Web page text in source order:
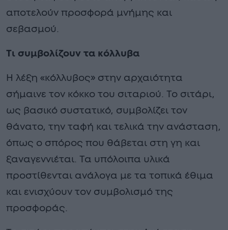
αποτελούν προσφορά μνήμης και
σεβασμού.
Τι συμβολίζουν τα κόλλυβα
Η λέξη «κόλλυβος» στην αρχαιότητα
σήμαινε τον κόκκο του σιταριού. Το σιτάρι,
ως βασικό συστατικό, συμβολίζει τον
θάνατο, την ταφή και τελικά την ανάσταση,
όπως ο σπόρος που θάβεται στη γη και
ξαναγεννιέται. Τα υπόλοιπα υλικά
προστίθενται ανάλογα με τα τοπικά έθιμα
και ενισχύουν τον συμβολισμό της
προσφοράς.